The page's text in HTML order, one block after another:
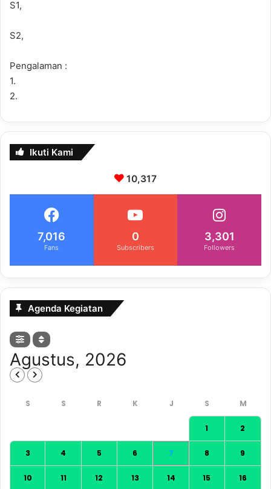
S1,
S2,
Pengalaman :
1.
2.
Ikuti Kami
10,317
7,016
Fans
0
Subscribers
3,301
Followers
Agenda Kegiatan
Agustus, 2026
1 2
3 4 5 6 7 8 9
10 11 12 13 14 15 16